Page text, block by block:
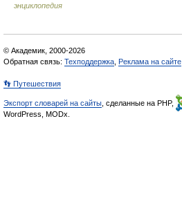
энциклопедия
© Академик, 2000-2026
Обратная связь: Техподдержка Реклама на сайте
👣 Путешествия
Экспорт словарей на сайты , сделанные на PHP,
WordPress, MODx.